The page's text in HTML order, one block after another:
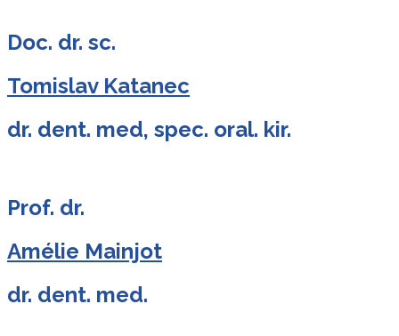
Doc. dr. sc.
Tomislav Katanec
dr. dent. med, spec. oral. kir.
Prof. dr.
Amélie Mainjot
dr. dent. med.